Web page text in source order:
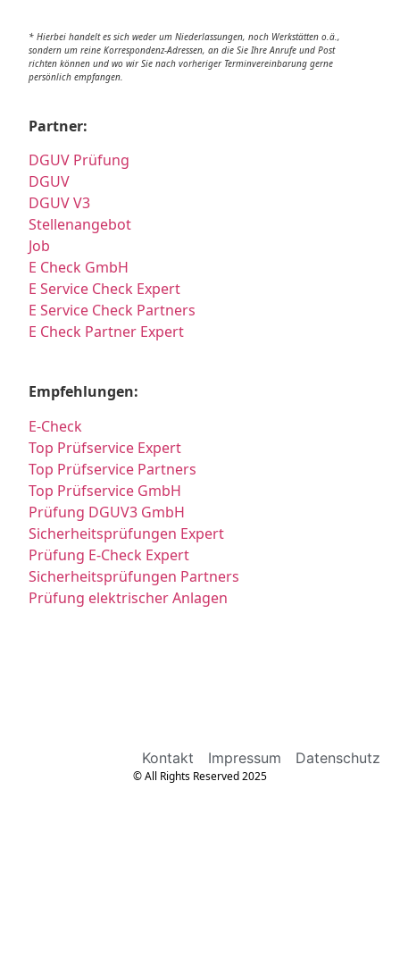
* Hierbei handelt es sich weder um Niederlassungen, noch Werkstätten o.ä.,
sondern um reine Korrespondenz-Adressen, an die Sie Ihre Anrufe und Post
richten können und wo wir Sie nach vorheriger Terminvereinbarung gerne
persönlich empfangen.
Partner:
DGUV Prüfung
DGUV
DGUV V3
Stellenangebot
Job
E Check GmbH
E Service Check Expert
E Service Check Partners
E Check Partner Expert
Empfehlungen:
E-Check
Top Prüfservice Expert
Top Prüfservice Partners
Top Prüfservice GmbH
Prüfung DGUV3 GmbH
Sicherheitsprüfungen Expert
Prüfung E-Check Expert
Sicherheitsprüfungen Partners
Prüfung elektrischer Anlagen
Kontakt Impressum Datenschutz
© All Rights Reserved 2025